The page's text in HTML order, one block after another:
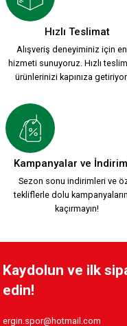
Hızlı Teslimat
Alışveriş deneyiminiz için
hizmeti sunuyoruz. Hızlı
ürünlerinizi kapınıza
Kampanyalar ve
Sezon sonu indirimleri ve
tekliflerle dolu
kaçırmayın!
Kaydolun ve ilk
edin!